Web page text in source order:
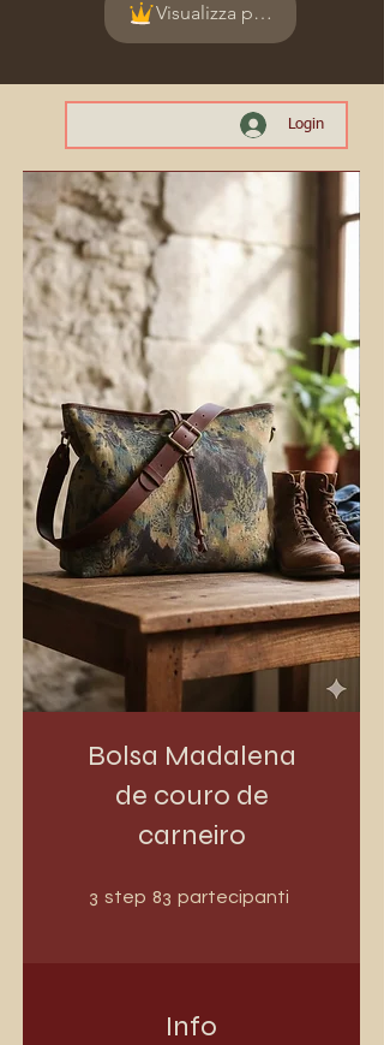
Visualizza punti
Login
Bolsa Madalena
de couro de
carneiro
3 step 3 step
83 partecipanti
Info